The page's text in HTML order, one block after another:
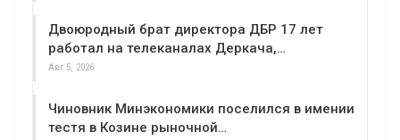
Двоюродный брат директора ДБР 17 лет
работал на телеканалах Деркача,…
Авг 5, 2026
Чиновник Минэкономики поселился в имении
тестя в Козине рыночной…